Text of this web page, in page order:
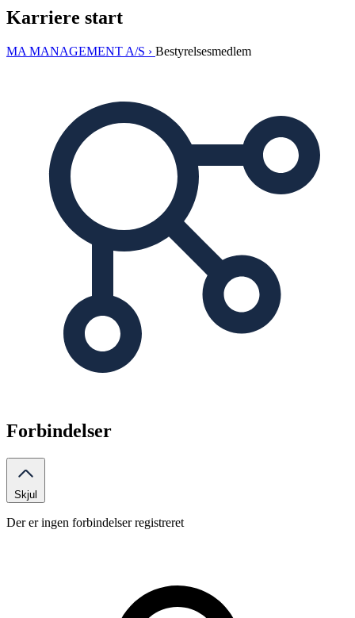
Karriere start
MA MANAGEMENT A/S › Bestyrelsesmedlem
Forbindelser
Skjul
Der er ingen forbindelser registreret